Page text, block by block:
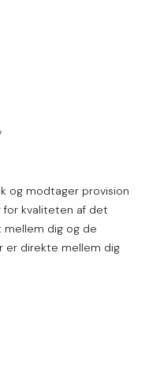
og modtager provision
for kvaliteten af det
dig og de
er direkte mellem dig